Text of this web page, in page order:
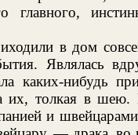
главного,
в дом
Являлась
каких-нибудь
их, толкая в
и